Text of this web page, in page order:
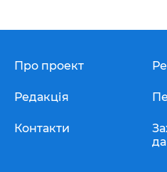
Про проект
Редакція
Контакти